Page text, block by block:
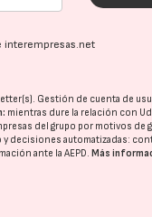
interempresas.net
Gestión de cuenta de
mientras dure la relación con
del grupo por motivos de
decisiones automatizadas:
ante laAEPD.Más